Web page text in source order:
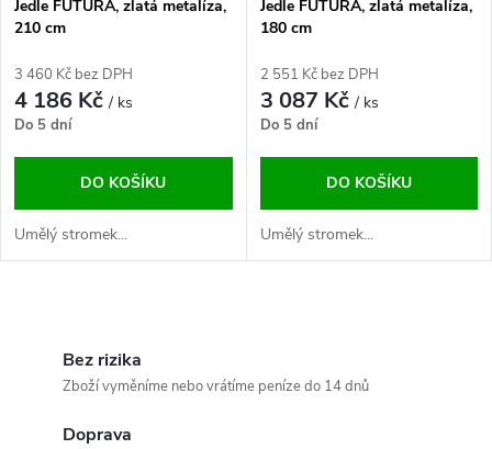
Jedle FUTURA, zlatá metalíza,
210 cm
3 460 Kč bez DPH
4 186 Kč/ ks
Do 5 dní
DO KOŠÍKU
Umělý stromek...
Jedle FUTURA, zlatá metalíza,
180 cm
2 551 Kč bez DPH
3 087 Kč/ ks
Do 5 dní
DO KOŠÍKU
Umělý stromek...
Bez rizika
Zboží vyměníme nebo vrátíme peníze do 14 dnů
Doprava